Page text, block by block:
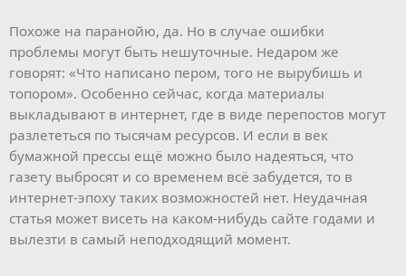
Похоже на паранойю, да. Но в случае ошибки
проблемы могут быть нешуточные. Недаром же
говорят: «Что написано пером, того не вырубишь и
топором». Особенно сейчас, когда материалы
выкладывают в интернет, где в виде перепостов могут
разлететься по тысячам ресурсов. И если в век
бумажной прессы ещё можно было надеяться, что
газету выбросят и со временем всё забудется, то в
интернет-эпоху таких возможностей нет. Неудачная
статья может висеть на каком-нибудь сайте годами и
вылезти в самый неподходящий момент.